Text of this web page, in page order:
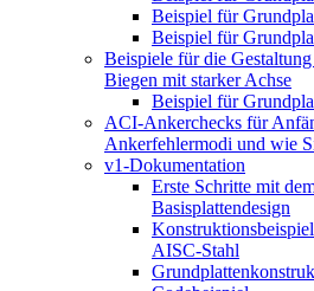
Beispiel für
Beispiel für
Beispiele für die
Biegen mit starker Achse
Beispiel für
ACI-Ankerchecks für
Ankerfehlermodi und wie
v1-Dokumentation
Erste Schritte mit
Basisplattendesign
AISC-Stahl